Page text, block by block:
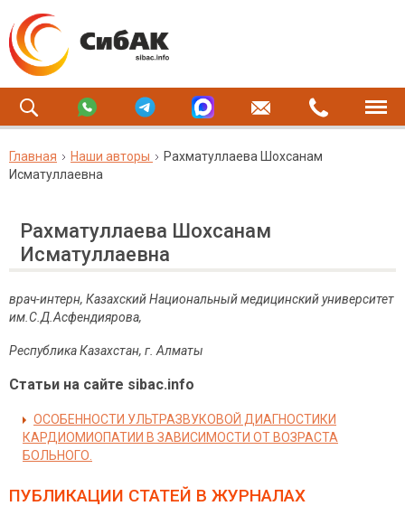
Главная Наши авторы
Рахматуллаева Шохсанам
Исматуллаевна
Рахматуллаева Шохсанам
Исматуллаевна
врач-интерн, Казахский Национальный медицинский университет
им.С.Д.Асфендиярова,
Республика Казахстан, г. Алматы
Статьи на сайте sibac.info
ОСОБЕННОСТИ УЛЬТРАЗВУКОВОЙ ДИАГНОСТИКИ
КАРДИОМИОПАТИИ В ЗАВИСИМОСТИ ОТ ВОЗРАСТА
БОЛЬНОГО.
ПУБЛИКАЦИИ СТАТЕЙ В ЖУРНАЛАХ